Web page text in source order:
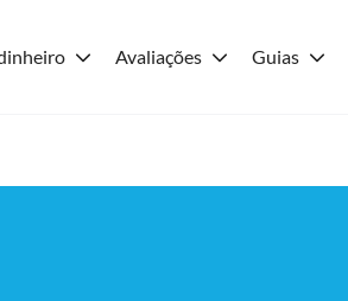
Avaliações Guias